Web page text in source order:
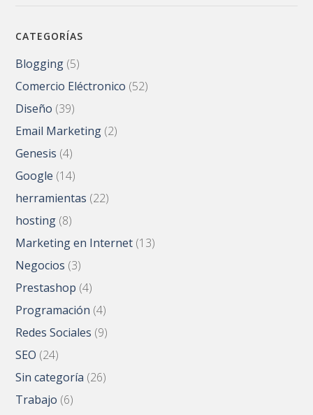
CATEGORÍAS
Blogging (5)
Comercio Eléctronico (52)
Diseño (39)
Email Marketing (2)
Genesis (4)
Google (14)
herramientas (22)
hosting (8)
Marketing en Internet (13)
Negocios (3)
Prestashop (4)
Programación (4)
Redes Sociales (9)
SEO (24)
Sin categoría (26)
Trabajo (6)